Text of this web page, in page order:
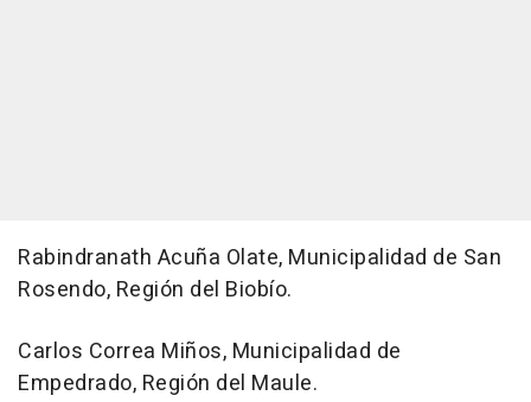
Rabindranath Acuña Olate, Municipalidad de San
Rosendo, Región del Biobío.
Carlos Correa Miños, Municipalidad de
Empedrado, Región del Maule.